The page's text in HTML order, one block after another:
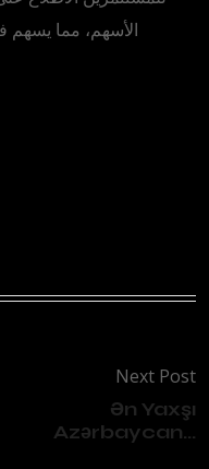
الأسهم، مما يسهم
Next Post
Ən Yaxşı
Azərbaycan...